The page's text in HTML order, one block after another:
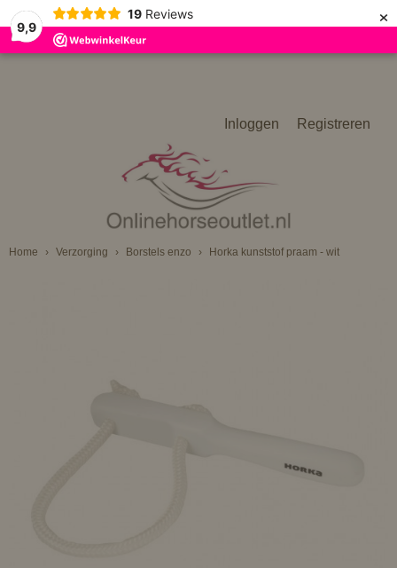
9,9
19 Reviews ×
Inloggen Registreren
Home › Verzorging › Borstels enzo › Horka kunststof praam - wit